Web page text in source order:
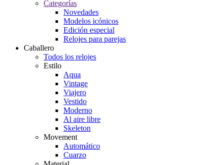
Categorías
Novedades
Modelos icónicos
Edición especial
Relojes para parejas
Caballero
Todos los relojes
Estilo
Aqua
Vintage
Viajero
Vestido
Moderno
Al aire libre
Skeleton
Movement
Automático
Cuarzo